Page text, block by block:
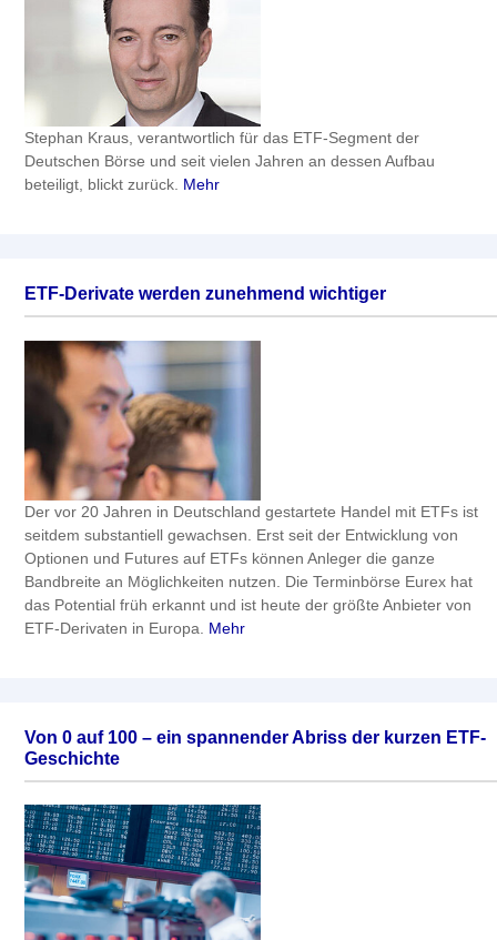
Stephan Kraus, verantwortlich für das ETF-Segment der
Deutschen Börse und seit vielen Jahren an dessen Aufbau
beteiligt, blickt zurück. Mehr
ETF-Derivate werden zunehmend wichtiger
Der vor 20 Jahren in Deutschland gestartete Handel mit ETFs ist
seitdem substantiell gewachsen. Erst seit der Entwicklung von
Optionen und Futures auf ETFs können Anleger die ganze
Bandbreite an Möglichkeiten nutzen. Die Terminbörse Eurex hat
das Potential früh erkannt und ist heute der größte Anbieter von
ETF-Derivaten in Europa. Mehr
Von 0 auf 100 – ein spannender Abriss der kurzen ETF-
Geschichte